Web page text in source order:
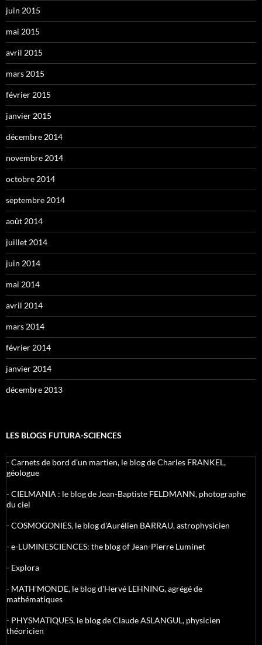
juin 2015
mai 2015
avril 2015
mars 2015
février 2015
janvier 2015
décembre 2014
novembre 2014
octobre 2014
septembre 2014
août 2014
juillet 2014
juin 2014
mai 2014
avril 2014
mars 2014
février 2014
janvier 2014
décembre 2013
LES BLOGS FUTURA-SCIENCES
-Carnets de bord d’un martien, le blog de Charles FRANKEL,
géologue
-CIELMANIA : le blog de Jean-Baptiste FELDMANN, photographe
du ciel
-COSMOGONIES, le blog d'Aurélien BARRAU, astrophysicien
-e-LUMINESCIENCES: the blog of Jean-Pierre Luminet
- Explora
- MATH'MONDE, le blog d'Hervé LEHNING, agrégé de
mathématiques
- PHYSMATIQUES, le blog de Claude ASLANGUL, physicien
théoricien